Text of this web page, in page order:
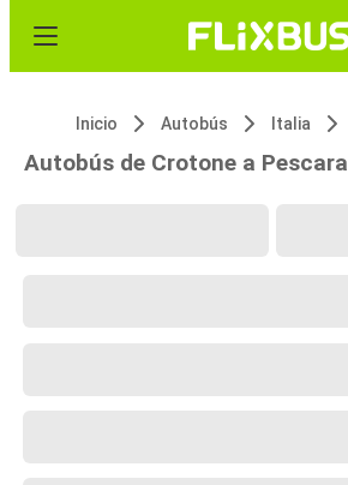
Inicio Autobús Italia
Autobús de Crotone a Pescara